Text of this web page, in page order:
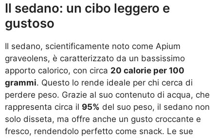
Il sedano: un cibo leggero e
gustoso
Il sedano, scientificamente noto come Apium
graveolens, è caratterizzato da un bassissimo
apporto calorico, con circa 20 calorie per 100
grammi. Questo lo rende ideale per chi cerca di
perdere peso. Grazie al suo contenuto di acqua, che
rappresenta circa il 95% del suo peso, il sedano non
solo disseta, ma offre anche un gusto croccante e
fresco, rendendolo perfetto come snack. Le sue